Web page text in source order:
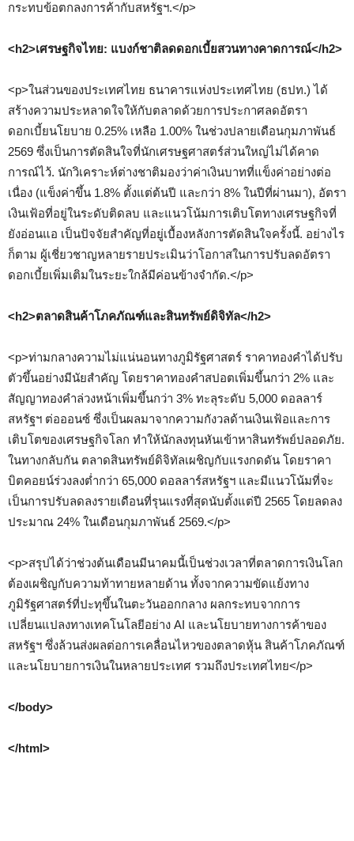
กระทบข้อตกลงการค้ากับสหรัฐฯ.</p>
<h2>เศรษฐกิจไทย: แบงก์ชาติลดดอกเบี้ยสวนทางคาดการณ์</h2>
<p>ในส่วนของประเทศไทย ธนาคารแห่งประเทศไทย (ธปท.) ได้
สร้างความประหลาดใจให้กับตลาดด้วยการประกาศลดอัตรา
ดอกเบี้ยนโยบาย 0.25% เหลือ 1.00% ในช่วงปลายเดือนกุมภาพันธ์
2569 ซึ่งเป็นการตัดสินใจที่นักเศรษฐศาสตร์ส่วนใหญ่ไม่ได้คาด
การณ์ไว้. นักวิเคราะห์ต่างชาติมองว่าค่าเงินบาทที่แข็งค่าอย่างต่อ
เนื่อง (แข็งค่าขึ้น 1.8% ตั้งแต่ต้นปี และกว่า 8% ในปีที่ผ่านมา), อัตรา
เงินเฟ้อที่อยู่ในระดับติดลบ และแนวโน้มการเติบโตทางเศรษฐกิจที่
ยังอ่อนแอ เป็นปัจจัยสำคัญที่อยู่เบื้องหลังการตัดสินใจครั้งนี้. อย่างไร
ก็ตาม ผู้เชี่ยวชาญหลายรายประเมินว่าโอกาสในการปรับลดอัตรา
ดอกเบี้ยเพิ่มเติมในระยะใกล้มีค่อนข้างจำกัด.</p>
<h2>ตลาดสินค้าโภคภัณฑ์และสินทรัพย์ดิจิทัล</h2>
<p>ท่ามกลางความไม่แน่นอนทางภูมิรัฐศาสตร์ ราคาทองคำได้ปรับ
ตัวขึ้นอย่างมีนัยสำคัญ โดยราคาทองคำสปอตเพิ่มขึ้นกว่า 2% และ
สัญญาทองคำล่วงหน้าเพิ่มขึ้นกว่า 3% ทะลุระดับ 5,000 ดอลลาร์
สหรัฐฯ ต่อออนซ์ ซึ่งเป็นผลมาจากความกังวลด้านเงินเฟ้อและการ
เติบโตของเศรษฐกิจโลก ทำให้นักลงทุนหันเข้าหาสินทรัพย์ปลอดภัย.
ในทางกลับกัน ตลาดสินทรัพย์ดิจิทัลเผชิญกับแรงกดดัน โดยราคา
บิตคอยน์ร่วงลงต่ำกว่า 65,000 ดอลลาร์สหรัฐฯ และมีแนวโน้มที่จะ
เป็นการปรับลดลงรายเดือนที่รุนแรงที่สุดนับตั้งแต่ปี 2565 โดยลดลง
ประมาณ 24% ในเดือนกุมภาพันธ์ 2569.</p>
<p>สรุปได้ว่าช่วงต้นเดือนมีนาคมนี้เป็นช่วงเวลาที่ตลาดการเงินโลก
ต้องเผชิญกับความท้าทายหลายด้าน ทั้งจากความขัดแย้งทาง
ภูมิรัฐศาสตร์ที่ปะทุขึ้นในตะวันออกกลาง ผลกระทบจากการ
เปลี่ยนแปลงทางเทคโนโลยีอย่าง AI และนโยบายทางการค้าของ
สหรัฐฯ ซึ่งล้วนส่งผลต่อการเคลื่อนไหวของตลาดหุ้น สินค้าโภคภัณฑ์
และนโยบายการเงินในหลายประเทศ รวมถึงประเทศไทย</p>
</body>
</html>